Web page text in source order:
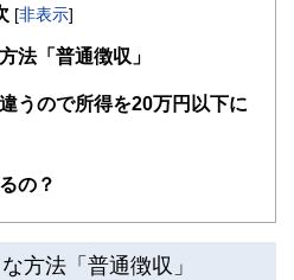
。その実績から明治大学リバティアカデ
執筆活動をはじめ、副業・起業関連の
の多角化」こそほんとうの働き方改革だ
[非表示]
法「普通徴収」
うので所得を20万円以下に
の？
方法「普通徴収」